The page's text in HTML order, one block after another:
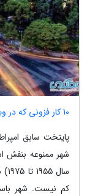
10 کار فزونی که در ویتنام می توان انجام داد
شهر ممنوعه بنفش